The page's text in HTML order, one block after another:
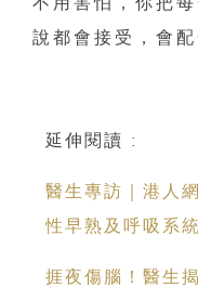
說都會接受，會配
延伸閱讀 :
醫生專訪｜港人
性早熟及呼吸系
捱夜傷腦！醫生